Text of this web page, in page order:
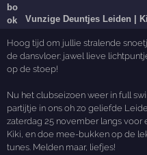
Vunzige Deuntjes Leiden |
Hoog tijd om jullie stralende
de dansvloer: jawel lieve
op de stoep!
Nu het clubseizoen weer in full
partijtje in ons oh zo geliefde
zaterdag 25 november langs voor
Kiki, en doe mee-bukken op de
tunes. Melden maar, liefjes!